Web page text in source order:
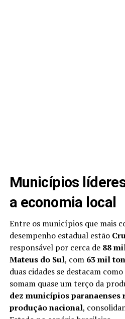
Municípios
a economia local
Entre os municípios que mais
desempenho estadual estão
responsável por cerca de 88
Mateus do Sul, com 63 mil
duas cidades se destacam
somam quase um terço da
dez municípios paranaenses
produção nacional,